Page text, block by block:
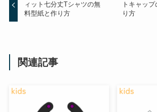
ィット七分丈Tシャツの無
料型紙と作り方
トキャッ
り方
関連記事